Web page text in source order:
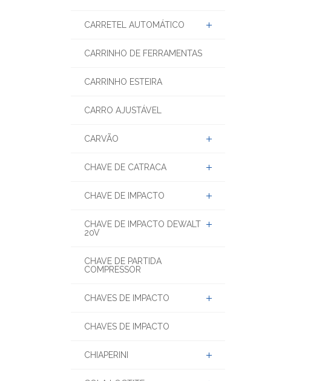
CARRETEL AUTOMÁTICO
CARRINHO DE FERRAMENTAS
CARRINHO ESTEIRA
CARRO AJUSTÁVEL
CARVÃO
CHAVE DE CATRACA
CHAVE DE IMPACTO
CHAVE DE IMPACTO DEWALT
20V
CHAVE DE PARTIDA
COMPRESSOR
CHAVES DE IMPACTO
CHAVES DE IMPACTO
CHIAPERINI